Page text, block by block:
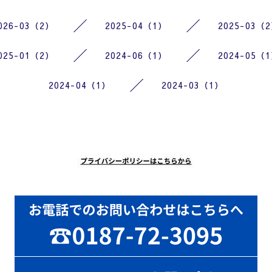
03（2） 2025-04（1） 2025-03（2
01（2） 2024-06（1） 2024-05（1
2024-04（1） 2024-03（1）